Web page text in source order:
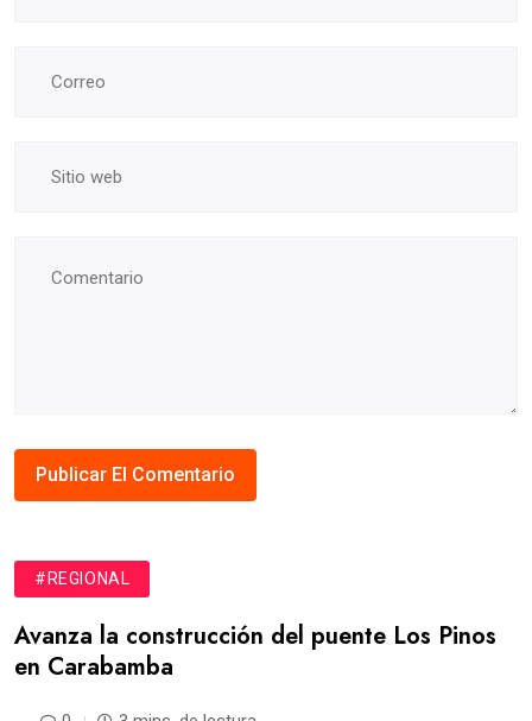
#REGIONAL
Avanza la construcción del puente Los Pinos
en Carabamba